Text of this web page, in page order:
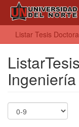
Listar Tesis